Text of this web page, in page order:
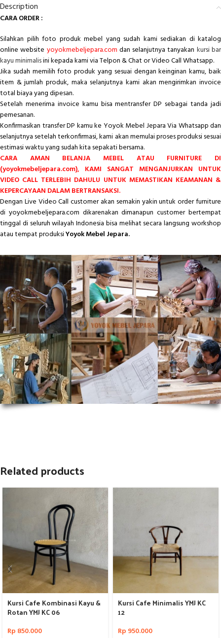
Description
CARA ORDER :
Silahkan pilih foto produk mebel yang sudah kami sediakan di katalog
online website yoyokmebeljepara.com dan selanjutnya tanyakan kursi bar
kayu minimalisini kepada kami via Telpon & Chat or Video Call Whatsapp.
Jika sudah memilih foto produk yang sesuai dengan keinginan kamu, baik
item & jumlah produk, maka selanjutnya kami akan mengirimkan invoice
total biaya yang dipesan.
Setelah menerima invoice kamu bisa mentransfer DP sebagai tanda jadi
pemesanan.
Konfirmasikan transfer DP kamu ke Yoyok Mebel Jepara Via Whatsapp dan
selanjutnya setelah terkonfirmasi, kami akan memulai proses produksi sesuai
estimasi waktu yang sudah kita sepakati bersama.
CARA AMAN BELANJA MEBEL ATAU FURNITURE DI
(yoyokmebeljepara.com), KAMI SANGAT MENGANJURKAN UNTUK
VIDEO CALL TERLEBIH DAHULU UNTUK MEMASTIKAN KEAMANAN &
KEPERCAYAAN DALAM BERTRANSAKSI.
Dengan Live Video Call customer akan semakin yakin untuk order furniture
di yoyokmebeljepara.com dikarenakan dimanapun customer bertempat
tinggal di seluruh wilayah Indonesia bisa melihat secara langsung workshop
atau tempat produksiYoyok Mebel Jepara.
Related products
Kursi Cafe Kombinasi Kayu &
Rotan YMJ KC 06
Rp 850.000
Kursi Cafe Minimalis YMJ KC
12
Rp 950.000